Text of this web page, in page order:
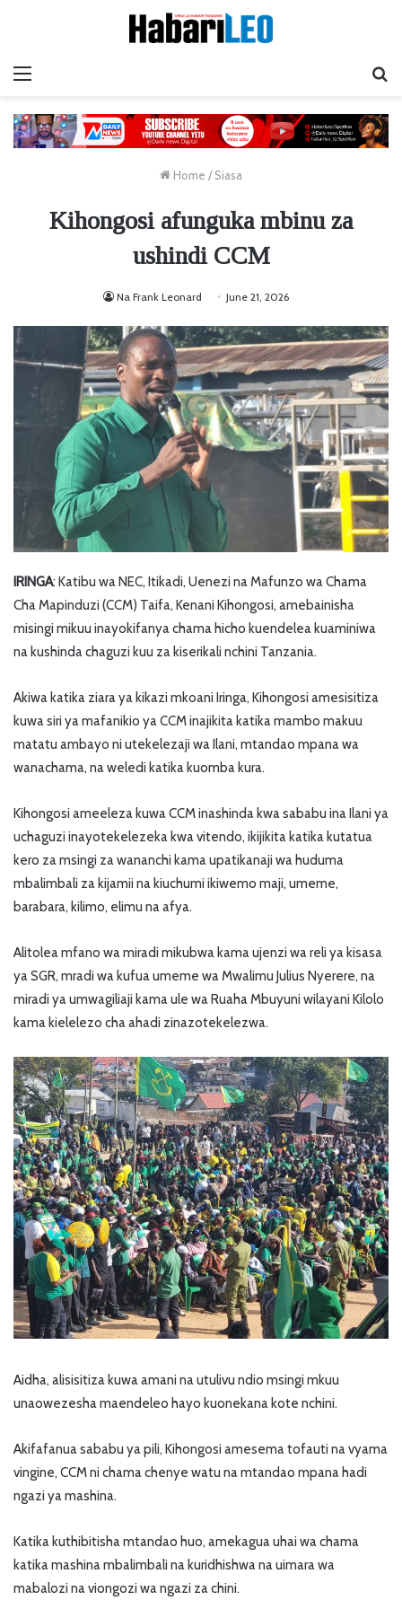
Home / Siasa
Kihongosi afunguka mbinu za
ushindi CCM
Na Frank Leonard June 21, 2026
IRINGA: Katibu wa NEC, Itikadi, Uenezi na Mafunzo wa Chama
Cha Mapinduzi (CCM) Taifa, Kenani Kihongosi, amebainisha
misingi mikuu inayokifanya chama hicho kuendelea kuaminiwa
na kushinda chaguzi kuu za kiserikali nchini Tanzania.
Akiwa katika ziara ya kikazi mkoani Iringa, Kihongosi amesisitiza
kuwa siri ya mafanikio ya CCM inajikita katika mambo makuu
matatu ambayo ni utekelezaji wa Ilani, mtandao mpana wa
wanachama, na weledi katika kuomba kura.
Kihongosi ameeleza kuwa CCM inashinda kwa sababu ina Ilani ya
uchaguzi inayotekelezeka kwa vitendo, ikijikita katika kutatua
kero za msingi za wananchi kama upatikanaji wa huduma
mbalimbali za kijamii na kiuchumi ikiwemo maji, umeme,
barabara, kilimo, elimu na afya.
Alitolea mfano wa miradi mikubwa kama ujenzi wa reli ya kisasa
ya SGR, mradi wa kufua umeme wa Mwalimu Julius Nyerere, na
miradi ya umwagiliaji kama ule wa Ruaha Mbuyuni wilayani Kilolo
kama kielelezo cha ahadi zinazotekelezwa.
Aidha, alisisitiza kuwa amani na utulivu ndio msingi mkuu
unaowezesha maendeleo hayo kuonekana kote nchini.
Akifafanua sababu ya pili, Kihongosi amesema tofauti na vyama
vingine, CCM ni chama chenye watu na mtandao mpana hadi
ngazi ya mashina.
Katika kuthibitisha mtandao huo, amekagua uhai wa chama
katika mashina mbalimbali na kuridhishwa na uimara wa
mabalozi na viongozi wa ngazi za chini.